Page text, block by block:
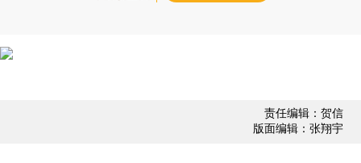
责任编辑：贺信
版面编辑：张翔宇